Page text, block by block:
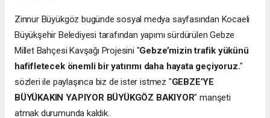
Zinnur Büyükgöz bugünde sosyal medya sayfasından Kocaeli
Büyükşehir Belediyesi tarafından yapımı sürdürülen Gebze
Millet Bahçesi Kavşağı Projesini "Gebze’mizin trafik yükünü
hafifletecek önemli bir yatırımı daha hayata geçiyoruz."
sözleri ile paylaşınca biz de ister istmez "GEBZE’YE
BÜYÜKAKIN YAPIYOR BÜYÜKGÖZ BAKIYOR" manşeti
atmak durumunda kaldık..